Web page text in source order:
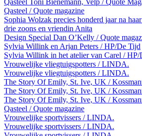
Qasteel / Quote magazine
Sophia Wolzak precies honderd jaar na
drie zoons en vriendin Anita
Design Special Dan O’Kelly / Quote
Sylvia Willink en Arjan Peters / HP/De Tijd
Sylvia Willink in het atelier van Carel / HP/
Vrouwelijke vliegtuigspotters / LINDA.
Vrouwelijke vliegtuigspotters / LINDA.
The Story Of Emily, St. Ive, UK /
The Story Of Emily, St. Ive, UK /
The Story Of Emily, St. Ive, UK /
Qasteel / Quote magazine
Vrouwelijke sportvissers / LINDA.
Vrouwelijke sportvissers / LINDA.